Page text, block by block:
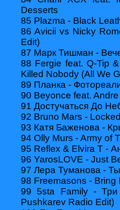
Desserts
85 Plazma - Black
86 Avicii vs Nicky
Edit)
87 Марк Тишман -
88 Fergie feat. Q-Tip
Killed Nobody (All We
89 Планка -
90 Beyonce feat.
91 Достучаться До
92 Bruno Mars -
93 Катя Баженова -
94 Olly Murs - Army of
95 Reflex & Elvira T -
96 YarosLOVE - Just
97 Лера Туманова -
98 Freemasons - Bring
99 5sta Family -
Pushkarev Radio Edit)